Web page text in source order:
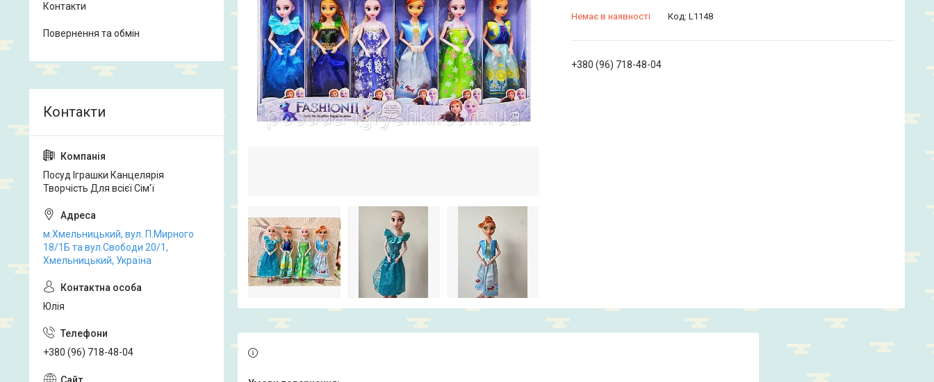
Немає в наявності Код: L1148
+380 (96) 718-48-04
Контакти
Повернення та обмін
Посуд Іграшки Канцелярія
Творчість Для всієї Сім'ї
м.Хмельницький, вул. П.Мирного
18/1Б та вул.Свободи 20/1,
Хмельницький, Україна
Юлія
+380 (96) 718-48-04